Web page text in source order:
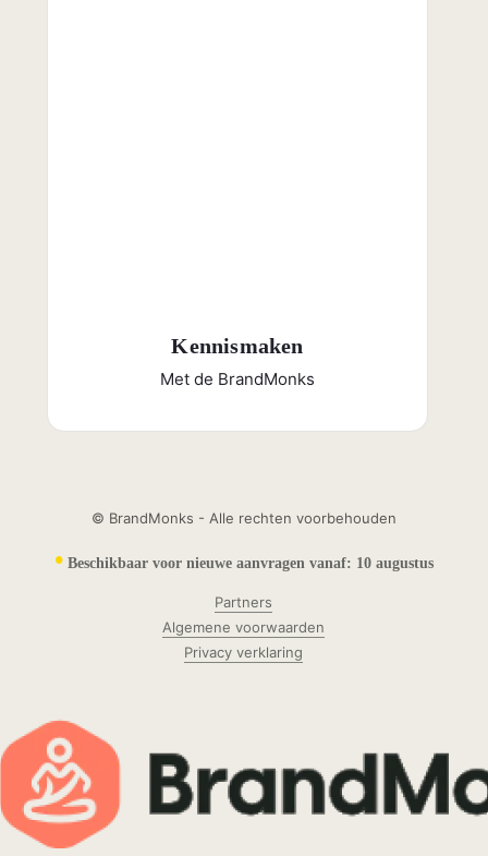
Kennismaken
Met de BrandMonks
© BrandMonks - Alle rechten voorbehouden
•Beschikbaar voor nieuwe aanvragen vanaf: 10 augustus
Partners
Algemene voorwaarden
Privacy verklaring